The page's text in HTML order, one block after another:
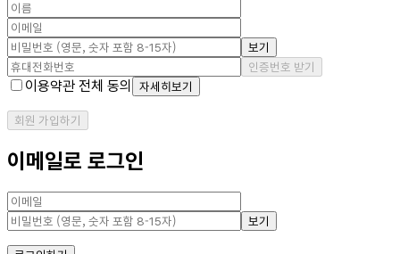
보기
인증번호 받기
이용약관 전체 동의 자세히보기
회원 가입하기
이메일로 로그인
보기